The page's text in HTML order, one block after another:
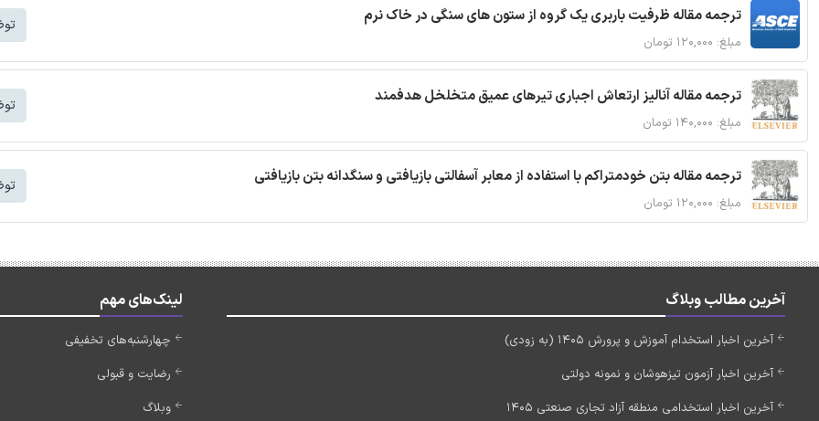
ترجمه مقاله ظرفیت باربری یک گروه از ستون های سنگی در خاک نرم
مبلغ: ۱۲۰,۰۰۰ تومان
ترجمه مقاله آنالیز ارتعاش اجباری تیرهای عمیق متخلخل هدفمند
مبلغ: ۱۴۰,۰۰۰ تومان
ترجمه مقاله بتن خودمتراکم با استفاده از معابر آسفالتی بازیافتی و سنگدانه بتن بازیافتی
مبلغ: ۱۲۰,۰۰۰ تومان
آخرین مطالب وبلاگ
آخرین اخبار استخدام آموزش و پرورش 1405 (به زودی)
آخرین اخبار آزمون تیزهوشان و نمونه دولتی
آخرین اخبار استخدامی منطقه آزاد تجاری صنعتی 1405
لینک‌های مهم
چهارشنبه‌های تخفیفی
رضایت و قبولی
وبلاگ